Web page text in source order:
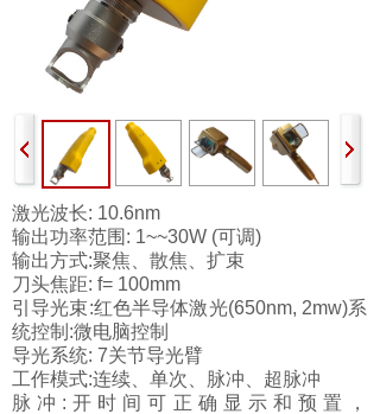
激光波长: 10.6nm
输出功率范围: 1~~30W (可调)
输出方式:聚焦、散焦、扩束
刀头焦距: f= 100mm
引导光束:红色半导体激光(650nm, 2mw)系
统控制:微电脑控制
导光系统: 7关节导光臂
工作模式:连续、单次、脉冲、超脉冲
脉冲:开时间可正确显示和预置，